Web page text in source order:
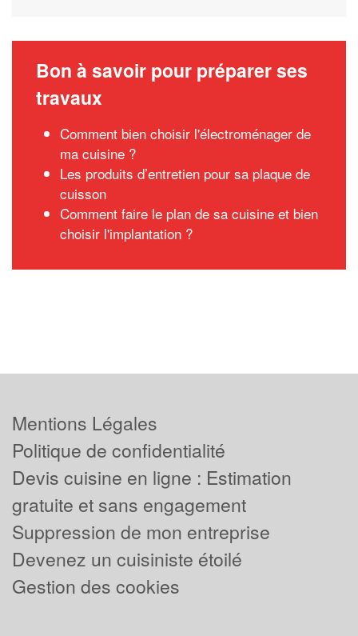
Bon à savoir pour préparer ses
travaux
Comment bien choisir l'électroménager de
ma cuisine ?
Les produits d’entretien pour sa plaque de
cuisson
Comment faire le plan de sa cuisine et bien
choisir l'implantation ?
Mentions Légales
Politique de confidentialité
Devis cuisine en ligne : Estimation
gratuite et sans engagement
Suppression de mon entreprise
Devenez un cuisiniste étoilé
Gestion des cookies